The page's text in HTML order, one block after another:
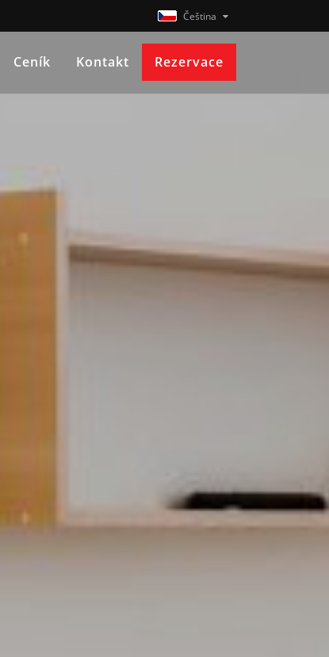
Čeština
Ceník Kontakt Rezervace